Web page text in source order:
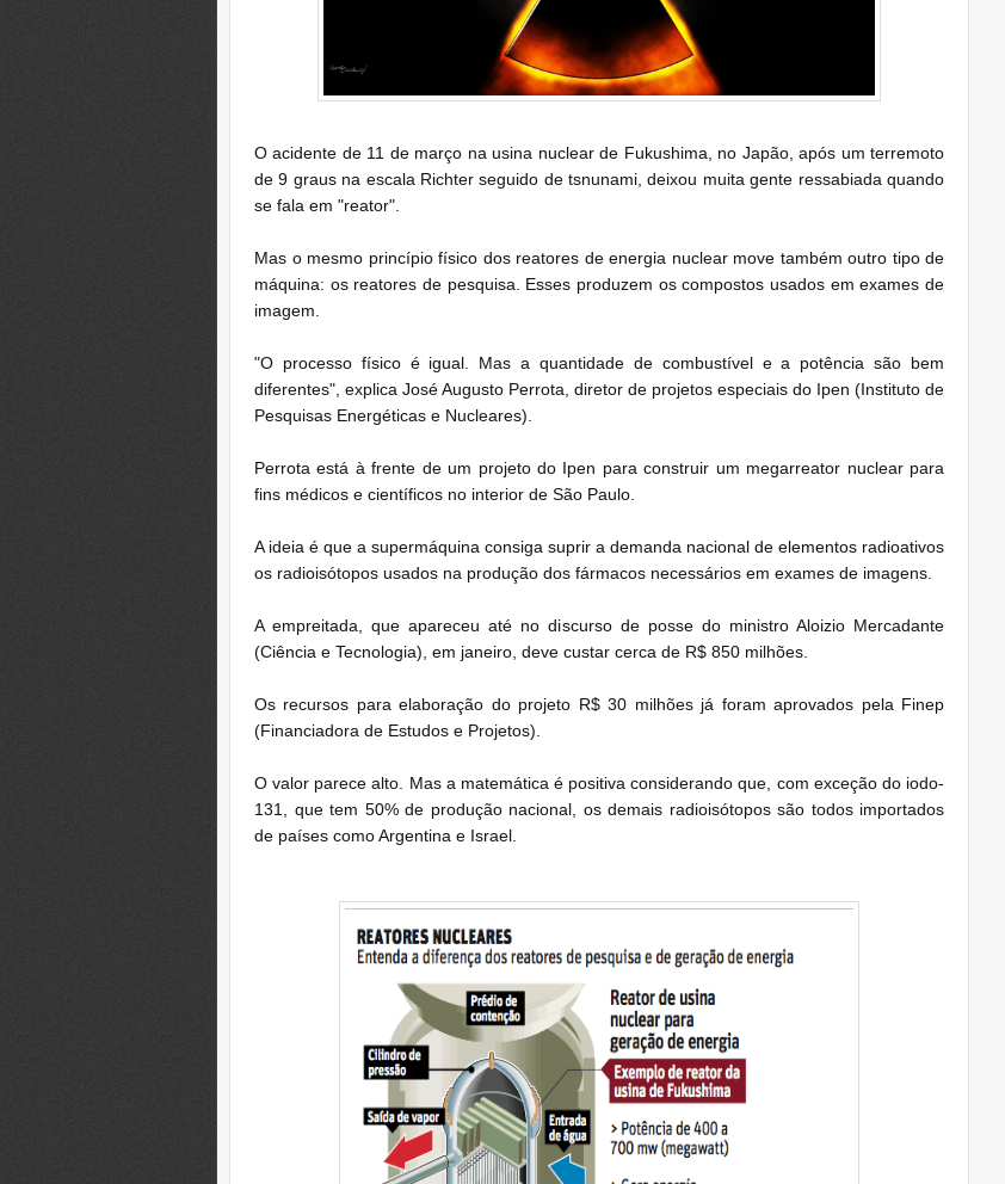
O acidente de 11 de março na usina nuclear de Fukushima, no Japão, após um terremoto
de 9 graus na escala Richter seguido de tsnunami, deixou muita gente ressabiada quando
se fala em "reator".
Mas o mesmo princípio físico dos reatores de energia nuclear move também outro tipo de
máquina: os reatores de pesquisa. Esses produzem os compostos usados em exames de
imagem.
"O processo físico é igual. Mas a quantidade de combustível e a potência são bem
diferentes", explica José Augusto Perrota, diretor de projetos especiais do Ipen (Instituto de
Pesquisas Energéticas e Nucleares).
Perrota está à frente de um projeto do Ipen para construir um megarreator nuclear para
fins médicos e científicos no interior de São Paulo.
A ideia é que a supermáquina consiga suprir a demanda nacional de elementos radioativos
os radioisótopos usados na produção dos fármacos necessários em exames de imagens.
A empreitada, que apareceu até no discurso de posse do ministro Aloizio Mercadante
(Ciência e Tecnologia), em janeiro, deve custar cerca de R$ 850 milhões.
Os recursos para elaboração do projeto R$ 30 milhões já foram aprovados pela Finep
(Financiadora de Estudos e Projetos).
O valor parece alto. Mas a matemática é positiva considerando que, com exceção do iodo-
131, que tem 50% de produção nacional, os demais radioisótopos são todos importados
de países como Argentina e Israel.